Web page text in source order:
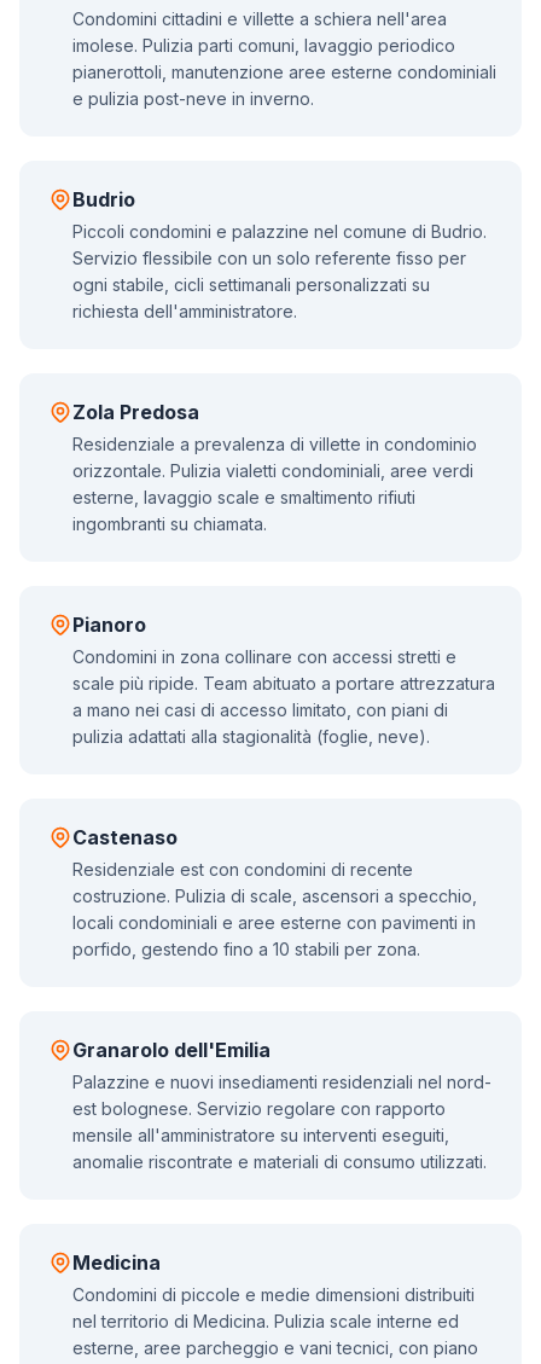
Condomini cittadini e villette a schiera nell'area
imolese. Pulizia parti comuni, lavaggio periodico
pianerottoli, manutenzione aree esterne condominiali
e pulizia post-neve in inverno.
Budrio
Piccoli condomini e palazzine nel comune di Budrio.
Servizio flessibile con un solo referente fisso per
ogni stabile, cicli settimanali personalizzati su
richiesta dell'amministratore.
Zola Predosa
Residenziale a prevalenza di villette in condominio
orizzontale. Pulizia vialetti condominiali, aree verdi
esterne, lavaggio scale e smaltimento rifiuti
ingombranti su chiamata.
Pianoro
Condomini in zona collinare con accessi stretti e
scale più ripide. Team abituato a portare attrezzatura
a mano nei casi di accesso limitato, con piani di
pulizia adattati alla stagionalità (foglie, neve).
Castenaso
Residenziale est con condomini di recente
costruzione. Pulizia di scale, ascensori a specchio,
locali condominiali e aree esterne con pavimenti in
porfido, gestendo fino a 10 stabili per zona.
Granarolo dell'Emilia
Palazzine e nuovi insediamenti residenziali nel nord-
est bolognese. Servizio regolare con rapporto
mensile all'amministratore su interventi eseguiti,
anomalie riscontrate e materiali di consumo utilizzati.
Medicina
Condomini di piccole e medie dimensioni distribuiti
nel territorio di Medicina. Pulizia scale interne ed
esterne, aree parcheggio e vani tecnici, con piano